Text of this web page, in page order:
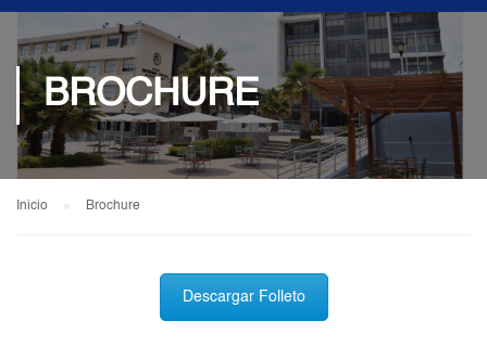
BROCHURE
Inicio Brochure
Descargar Folleto